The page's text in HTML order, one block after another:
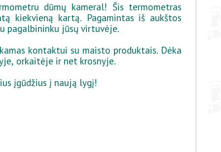
dūmų kameral! Šis termometras
kiekvieną kartą. Pagamintas iš aukštos
pagalbininku jūsų virtuvėje.
kontaktui su maisto produktais. Dėka
orkaitėje ir net krosnyje.
įgūdžius į naują lygį!